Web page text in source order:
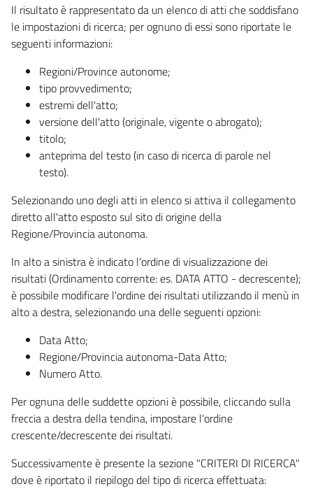
Il risultato è rappresentato da un elenco di atti che soddisfano
le impostazioni di ricerca; per ognuno di essi sono riportate le
seguenti informazioni:
Regioni/Province autonome;
tipo provvedimento;
estremi dell'atto;
versione dell'atto (originale, vigente o abrogato);
titolo;
anteprima del testo (in caso di ricerca di parole nel
testo).
Selezionando uno degli atti in elenco si attiva il collegamento
diretto all'atto esposto sul sito di origine della
Regione/Provincia autonoma.
In alto a sinistra è indicato l'ordine di visualizzazione dei
risultati (Ordinamento corrente: es. DATA ATTO - decrescente);
è possibile modificare l'ordine dei risultati utilizzando il menù in
alto a destra, selezionando una delle seguenti opzioni:
Data Atto;
Regione/Provincia autonoma-Data Atto;
Numero Atto.
Per ognuna delle suddette opzioni è possibile, cliccando sulla
freccia a destra della tendina, impostare l'ordine
crescente/decrescente dei risultati.
Successivamente è presente la sezione "CRITERI DI RICERCA"
dove è riportato il riepilogo del tipo di ricerca effettuata: